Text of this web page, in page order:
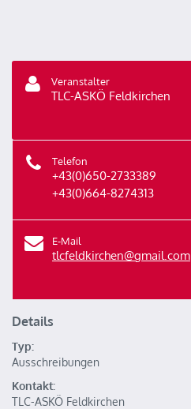
Veranstalter
TLC-ASKÖ Feldkirchen
Telefon
+43(0)650-2733389
+43(0)664-8274313
E-Mail
tlcfeldkirchen@gmail.com
Details
Typ:
Ausschreibungen
Kontakt:
TLC-ASKÖ Feldkirchen